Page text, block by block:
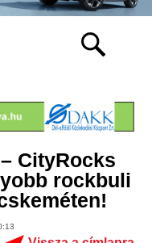
CityRocks
rockbuli